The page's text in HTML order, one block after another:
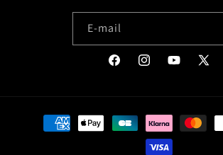
E-mail
FacebookInstagramYouTube
X
Moyens